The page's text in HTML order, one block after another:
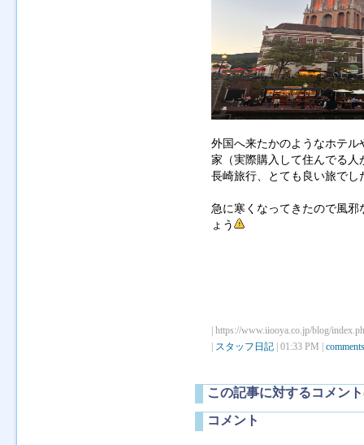
外国へ来たかのようなホテル
家（実際購入して住んでる
長崎旅行、とても良い旅でし
急に寒くなってきたので風
ょう
| https://www.iiooya.co.jp/blog/
スタッフ日記 | 01:33 PM |
この記事に対するコメン
コメント